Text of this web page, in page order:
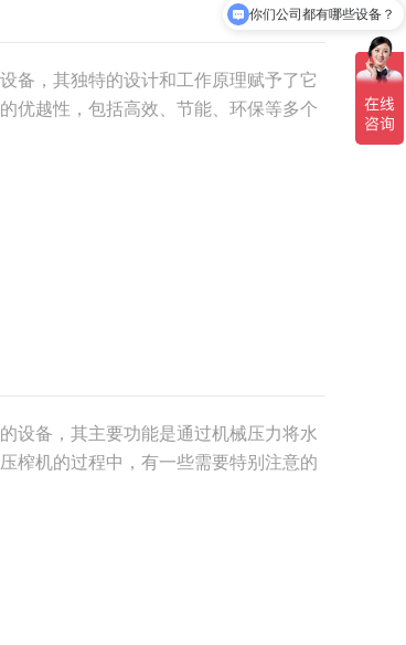
备，其独特的设计和工作原理赋予了它
优越性，包括高效、节能、环保等多个
设备，其主要功能是通过机械压力将水
榨机的过程中，有一些需要特别注意的
你们公司都有哪些设备？